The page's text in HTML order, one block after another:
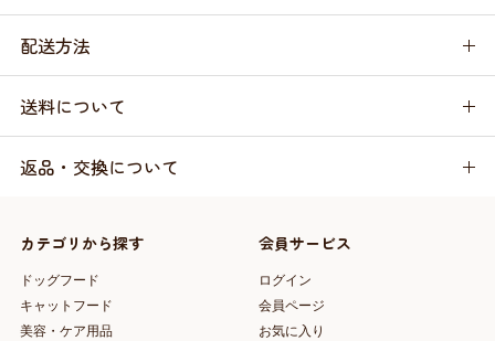
配送方法
送料について
返品・交換について
カテゴリから探す
ドッグフード
キャットフード
美容・ケア用品
会員サービス
ログイン
会員ページ
お気に入り